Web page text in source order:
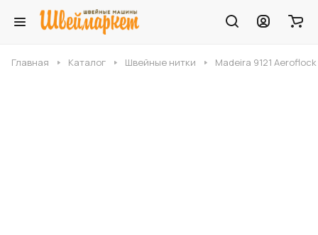
Главная Каталог Швейные нитки Madeira 9121